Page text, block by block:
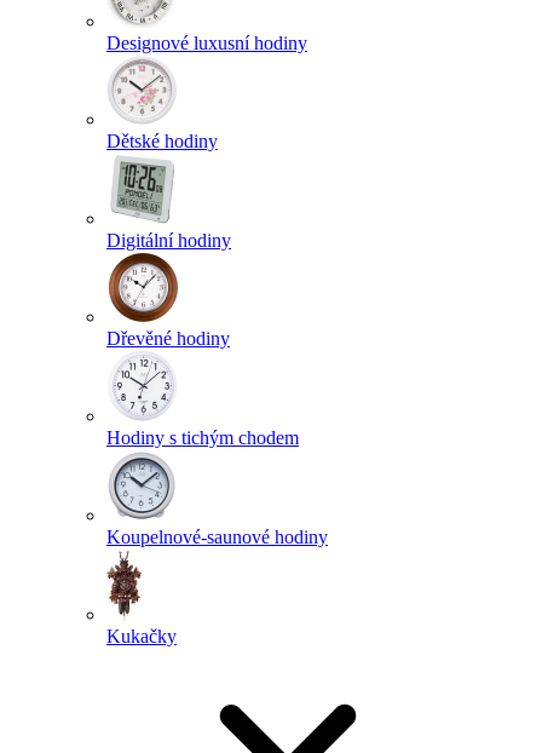
Designové luxusní hodiny
Dětské hodiny
Digitální hodiny
Dřevěné hodiny
Hodiny s tichým chodem
Koupelnové-saunové hodiny
Kukačky